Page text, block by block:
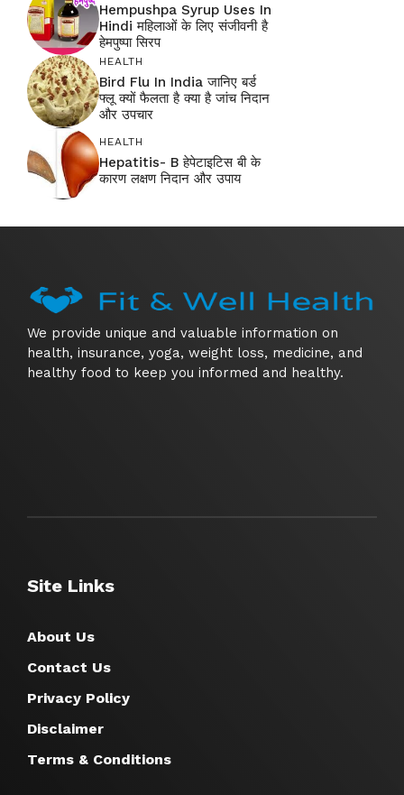
Hempushpa Syrup Uses In
Hindi महिलाओं के लिए संजीवनी है
हेमपुष्पा सिरप
HEALTH
Bird Flu In India जानिए बर्ड
फ्लू क्यों फैलता है क्या है जांच निदान
और उपचार
HEALTH
Hepatitis- B हेपेटाइटिस बी के
कारण लक्षण निदान और उपाय
We provide unique and valuable information on
health, insurance, yoga, weight loss, medicine, and
healthy food to keep you informed and healthy.
Site Links
About Us
Contact Us
Privacy Policy
Disclaimer
Terms & Conditions